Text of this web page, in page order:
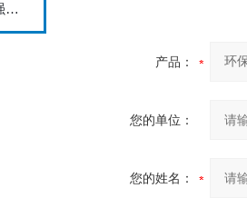
专家访谈 | 汽车信息安全强标即将落地，企业该如何应对？
产品：
您的单位：
您的姓名：